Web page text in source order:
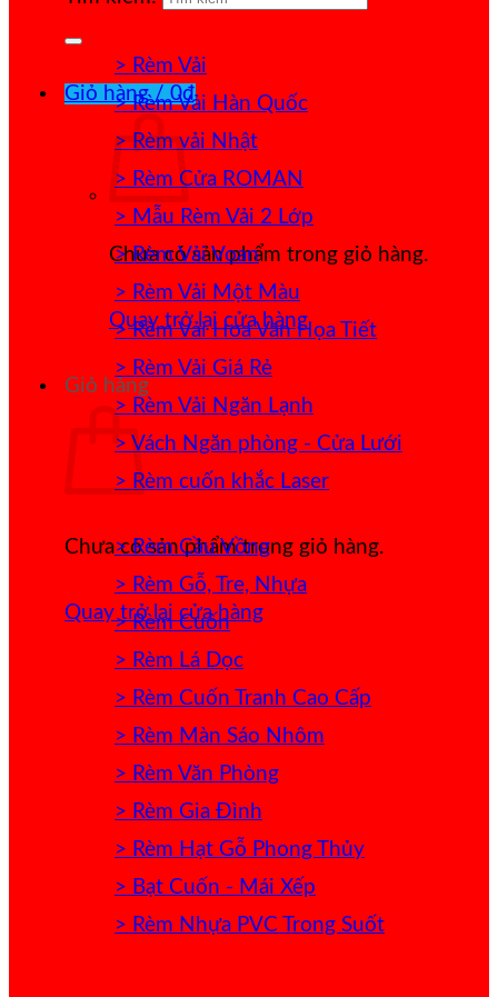
Giỏ hàng /0₫
Chưa có sản phẩm trong giỏ hàng.
Quay trở lại cửa hàng
Giỏ hàng
Chưa có sản phẩm trong giỏ hàng.
Quay trở lại cửa hàng
> Rèm Vải
> Rèm Vải Hàn Quốc
> Rèm vải Nhật
> Rèm Cửa ROMAN
> Mẫu Rèm Vải 2 Lớp
> Rèm Vải Voan
> Rèm Vải Một Màu
> Rèm Vải Hoa Văn Họa Tiết
> Rèm Vải Giá Rẻ
> Rèm Vải Ngăn Lạnh
> Vách Ngăn phòng - Cửa Lưới
> Rèm cuốn khắc Laser
> Rèm Cầu Vồng
> Rèm Gỗ, Tre, Nhựa
> Rèm Cuốn
> Rèm Lá Dọc
> Rèm Cuốn Tranh Cao Cấp
> Rèm Màn Sáo Nhôm
> Rèm Văn Phòng
> Rèm Gia Đình
> Rèm Hạt Gỗ Phong Thủy
> Bạt Cuốn - Mái Xếp
> Rèm Nhựa PVC Trong Suốt